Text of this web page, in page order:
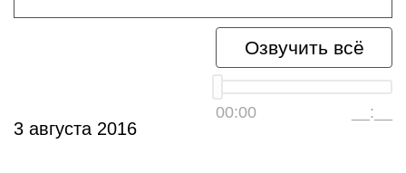
Озвучить всё
00:00 __:__
3 августа 2016